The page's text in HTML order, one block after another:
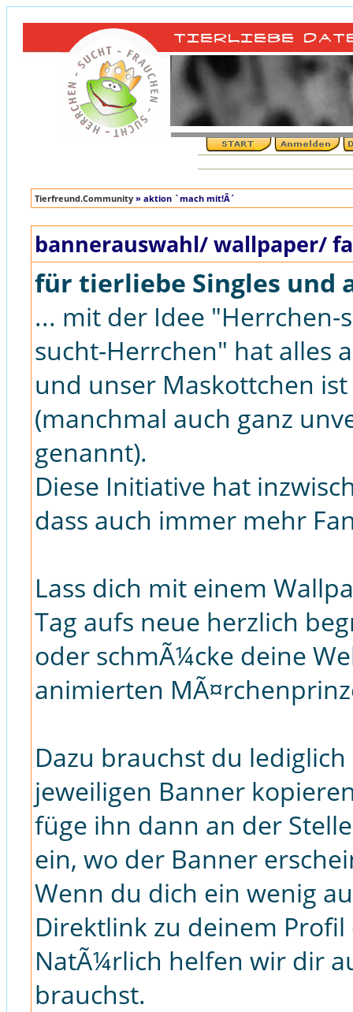
Tierfreund.Community » aktion `mach mit!Â´
bannerauswahl/ wallpaper/
für tierliebe Singles und
... mit der Idee "Herrchen-
sucht-Herrchen" hat alles
und unser Maskottchen
(manchmal auch ganz
genannt).
Diese Initiative hat
dass auch immer mehr
Lass dich mit einem
Tag aufs neue herzlich
oder schmÃ¼cke deine
animierten
Dazu brauchst du
jeweiligen Banner
füge ihn dann an der
ein, wo der Banner
Wenn du dich ein wenig
Direktlink zu deinem
NatÃ¼rlich helfen wir dir
brauchst.